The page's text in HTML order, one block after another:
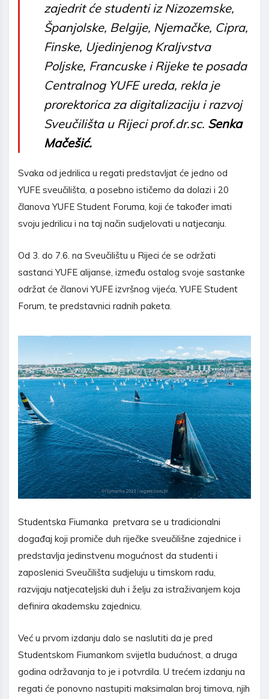
zajedrit će studenti iz Nizozemske,
Španjolske, Belgije, Njemačke, Cipra,
Finske, Ujedinjenog Kraljvstva
Poljske, Francuske i Rijeke te posada
Centralnog YUFE ureda, rekla je
prorektorica za digitalizaciju i razvoj
Sveučilišta u Rijeci prof.dr.sc. Senka
Mačešić.
Svaka od jedrilica u regati predstavljat će jedno od
YUFE sveučilišta, a posebno ističemo da dolazi i 20
članova YUFE Student Foruma, koji će također imati
svoju jedrilicu i na taj način sudjelovati u natjecanju.
Od 3. do 7.6. na Sveučilištu u Rijeci će se održati
sastanci YUFE alijanse, između ostalog svoje sastanke
održat će članovi YUFE izvršnog vijeća, YUFE Student
Forum, te predstavnici radnih paketa.
Studentska Fiumanka pretvara se u tradicionalni
događaj koji promiče duh riječke sveučilišne zajednice i
predstavlja jedinstvenu mogućnost da studenti i
zaposlenici Sveučilišta sudjeluju u timskom radu,
razvijaju natjecateljski duh i želju za istraživanjem koja
definira akademsku zajednicu.
Već u prvom izdanju dalo se naslutiti da je pred
Studentskom Fiumankom svijetla budućnost, a druga
godina održavanja to je i potvrdila. U trećem izdanju na
regati će ponovno nastupiti maksimalan broj timova, njih